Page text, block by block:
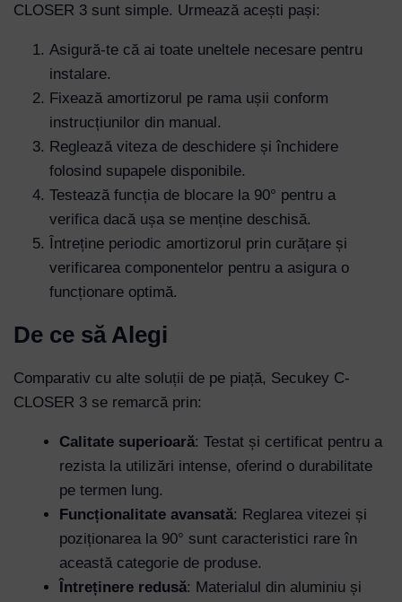
CLOSER 3 sunt simple. Urmează acești pași:
Asigură-te că ai toate uneltele necesare pentru
instalare.
Fixează amortizorul pe rama ușii conform
instrucțiunilor din manual.
Reglează viteza de deschidere și închidere
folosind supapele disponibile.
Testează funcția de blocare la 90° pentru a
verifica dacă ușa se menține deschisă.
Întreține periodic amortizorul prin curățare și
verificarea componentelor pentru a asigura o
funcționare optimă.
De ce să Alegi
Comparativ cu alte soluții de pe piață, Secukey C-
CLOSER 3 se remarcă prin:
Calitate superioară: Testat și certificat pentru a
rezista la utilizări intense, oferind o durabilitate
pe termen lung.
Funcționalitate avansată: Reglarea vitezei și
poziționarea la 90° sunt caracteristici rare în
această categorie de produse.
Întreținere redusă: Materialul din aluminiu și